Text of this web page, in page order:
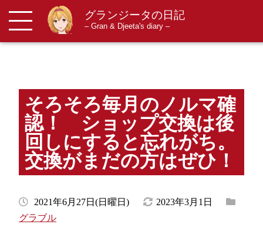
メニューを開閉する
グランジータの日記
– Gran & Djeeta's diary –
そろそろ毎月のノルマ確
認！ ショップ交換は後
回しにすると忘れがち。
交換がまだの方はぜひ！
2021年6月27日(日曜日)
2023年3月1日
グラブル